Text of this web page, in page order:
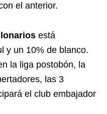
el anterior.
está
y un 10% de blanco.
la liga postobón, la
las 3
el club embajador